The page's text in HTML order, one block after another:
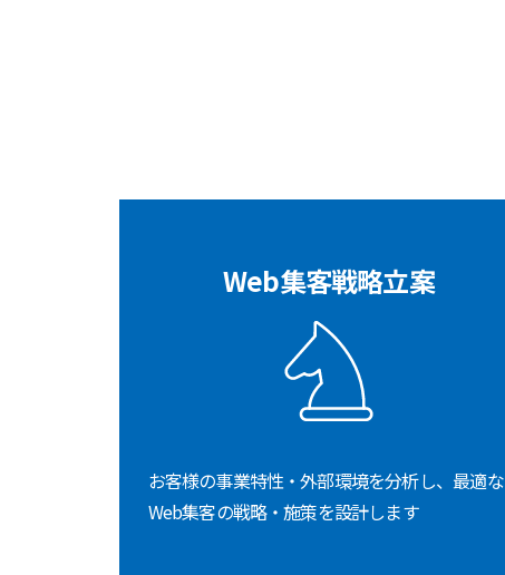
Web集客戦略立案
お客様の事業特性・外部環境を分析し、最適な
Web集客の戦略・施策を設計します